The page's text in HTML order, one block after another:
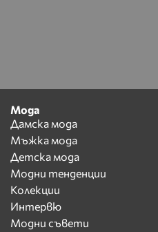
Мода
Дамска мода
Мъжка мода
Детска мода
Модни тенденции
Колекции
Интервю
Модни съвети